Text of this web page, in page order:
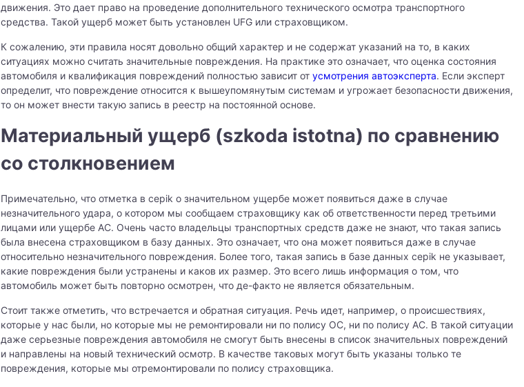
движения. Это дает право на проведение дополнительного технического осмотра транспортного
средства. Такой ущерб может быть установлен UFG или страховщиком.
К сожалению, эти правила носят довольно общий характер и не содержат указаний на то, в каких
ситуациях можно считать значительные повреждения. На практике это означает, что оценка состояния
автомобиля и квалификация повреждений полностью зависит от усмотрения автоэксперта. Если эксперт
определит, что повреждение относится к вышеупомянутым системам и угрожает безопасности движения,
то он может внести такую запись в реестр на постоянной основе.
Материальный ущерб (szkoda istotna) по сравнению
со столкновением
Примечательно, что отметка в cepik о значительном ущербе может появиться даже в случае
незначительного удара, о котором мы сообщаем страховщику как об ответственности перед третьими
лицами или ущербе AC. Очень часто владельцы транспортных средств даже не знают, что такая запись
была внесена страховщиком в базу данных. Это означает, что она может появиться даже в случае
относительно незначительного повреждения. Более того, такая запись в базе данных cepik не указывает,
какие повреждения были устранены и каков их размер. Это всего лишь информация о том, что
автомобиль может быть повторно осмотрен, что де-факто не является обязательным.
Стоит также отметить, что встречается и обратная ситуация. Речь идет, например, о происшествиях,
которые у нас были, но которые мы не ремонтировали ни по полису ОС, ни по полису АС. В такой ситуации
даже серьезные повреждения автомобиля не смогут быть внесены в список значительных повреждений
и направлены на новый технический осмотр. В качестве таковых могут быть указаны только те
повреждения, которые мы отремонтировали по полису страховщика.